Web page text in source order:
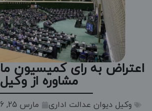
مشاوره از وکیل
وکیل دیوان عدالت اداری مارس 25, 2026